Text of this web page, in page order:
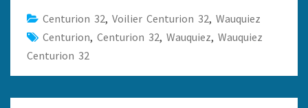
Centurion 32, Voilier Centurion 32, Wauquiez
Centurion, Centurion 32, Wauquiez, Wauquiez
Centurion 32